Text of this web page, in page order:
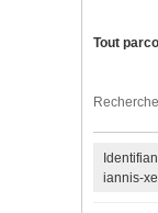
Tout
iannis-